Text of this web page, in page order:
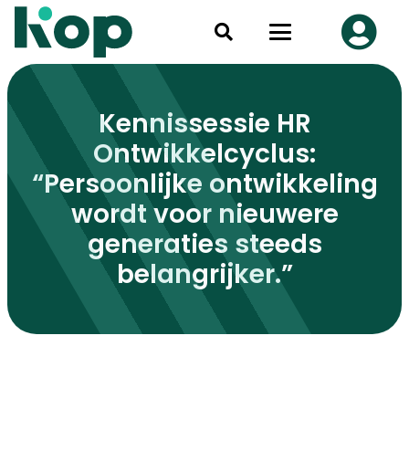
Kennissessie HR
Ontwikkelcyclus:
“Persoonlijke ontwikkeling
wordt voor nieuwere
generaties steeds
belangrijker.”